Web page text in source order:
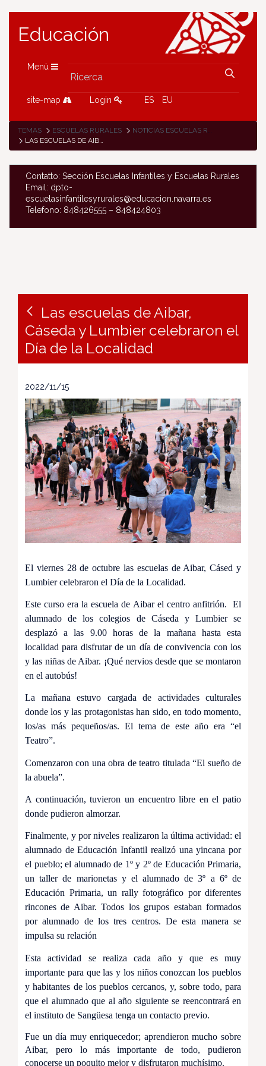
Educación
Menù
site-map Login ES EU
TEMAS ESCUELAS RURALES
NOTICIAS ESCUELAS RURALES
LAS ESCUELAS DE AIBAR, CÁSEDA Y LUMBIER CELEBRARON EL DÍA DE LA LOCALIDAD
Contatto: Sección Escuelas Infantiles y Escuelas Rurales
Email: dpto-
escuelasinfantilesyrurales@educacion.navarra.es
Telefono: 848426555 – 848424803
Las escuelas de Aibar,
Cáseda y Lumbier celebraron el
Día de la Localidad
2022/11/15
El viernes 28 de octubre las escuelas de Aibar, Cásed y
Lumbier celebraron el Día de la Localidad.
Este curso era la escuela de Aibar el centro anfitrión. El
alumnado de los colegios de Cáseda y Lumbier se
desplazó a las 9.00 horas de la mañana hasta esta
localidad para disfrutar de un día de convivencia con los
y las niñas de Aibar. ¡Qué nervios desde que se montaron
en el autobús!
La mañana estuvo cargada de actividades culturales
donde los y las protagonistas han sido, en todo momento,
los/as más pequeños/as. El tema de este año era “el
Teatro”.
Comenzaron con una obra de teatro titulada “El sueño de
la abuela”.
A continuación, tuvieron un encuentro libre en el patio
donde pudieron almorzar.
Finalmente, y por niveles realizaron la última actividad: el
alumnado de Educación Infantil realizó una yincana por
el pueblo; el alumnado de 1º y 2º de Educación Primaria,
un taller de marionetas y el alumnado de 3º a 6º de
Educación Primaria, un rally fotográfico por diferentes
rincones de Aibar. Todos los grupos estaban formados
por alumnado de los tres centros. De esta manera se
impulsa su relación
Esta actividad se realiza cada año y que es muy
importante para que las y los niños conozcan los pueblos
y habitantes de los pueblos cercanos, y, sobre todo, para
que el alumnado que al año siguiente se reencontrará en
el instituto de Sangüesa tenga un contacto previo.
Fue un día muy enriquecedor; aprendieron mucho sobre
Aibar, pero lo más importante de todo, pudieron
conocerse un poquito mejor y disfrutaron muchísimo.